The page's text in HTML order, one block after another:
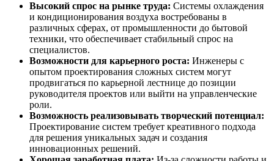
Высокий спрос на рынке труда: Системы охлаждения
и кондиционирования воздуха востребованы в
различных сферах, от промышленности до бытовой
техники, что обеспечивает стабильный спрос на
специалистов.
Возможности для карьерного роста: Инженеры с
опытом проектирования сложных систем могут
продвигаться по карьерной лестнице до позиции
руководителя проектов или выйти на управленческие
роли.
Возможность реализовывать творческий потенциал:
Проектирование систем требует креативного подхода
для решения уникальных задач и создания
инновационных решений.